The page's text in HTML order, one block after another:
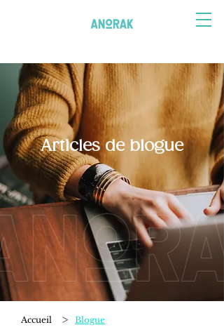
Articles de blogue
Accueil > Blogue